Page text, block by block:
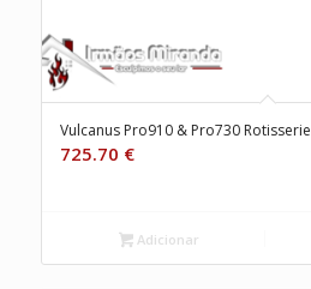
Vulcanus Pro910 & Pro730 Rotisserie
725.70 €
Adicionar